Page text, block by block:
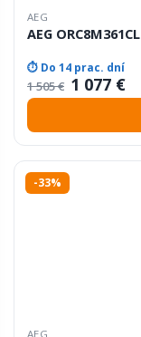
AEG
AEG ORC8M361CL
⏱ Do 14 prac. dní
1 505 € 1 077 €
-33%
AEG